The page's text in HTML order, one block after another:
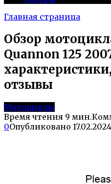
Главная страница
Обзор
Quannon 125
отзывы
Мотоциклы
Время чтения 9 мин.
0Опубликовано 17.02.2024